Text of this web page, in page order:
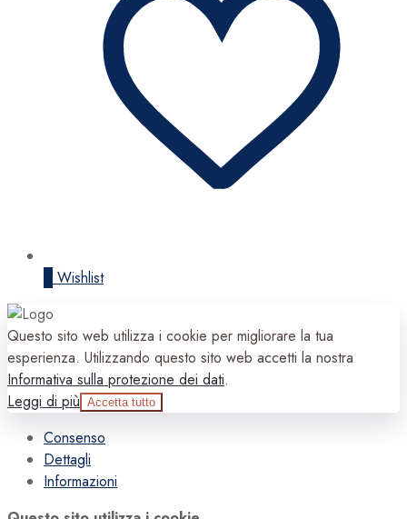
Wishlist
Questo sito web utilizza i cookie per migliorare la tua
esperienza. Utilizzando questo sito web accetti la nostra
Informativa sulla protezione dei dati.
Leggi di più Accetta tutto
Consenso
Dettagli
Informazioni